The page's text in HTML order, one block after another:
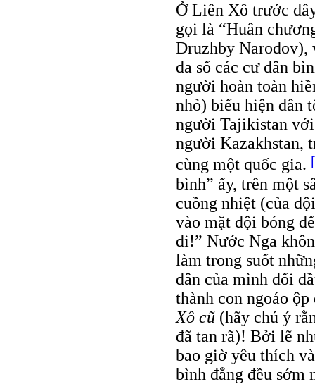
Ở Liên Xô trước
gọi là “Huân
Druzhby Narodov),
đa số các cư dân
người hoàn toàn
nhỏ) biểu hiện dân
người Tajikistan
người Kazakhstan,
cùng một quốc gia.
bình” ấy, trên một
cuồng nhiệt (của
vào mặt đội bóng
đi!” Nước Nga
làm trong suốt
dân của mình đối
thành con ngoáo
Xô cũ (hãy chú ý
đã tan rã)! Bởi lẽ
bao giờ yêu thích
bình đẳng đều sớm